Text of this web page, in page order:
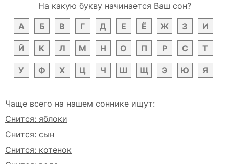
На какую букву начинается Ваш сон?
А
Б В Г Д Е Ё Ж З И
Й К Л М Н О П Р С Т
У Ф Х Ц Ч Ш Щ Э Ю Я
Чаще всего на нашем соннике ищут:
Снится: яблоки
Снится: сын
Снится: котенок